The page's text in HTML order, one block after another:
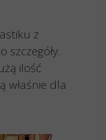
z
szczegóły.
ilość
właśnie dla